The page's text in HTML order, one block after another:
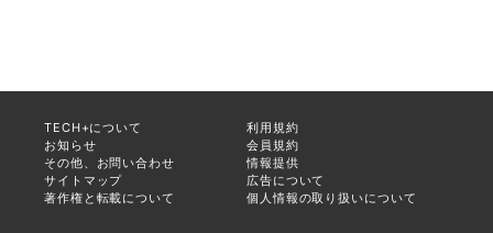
TECH+について
利用規約
お知らせ
会員規約
その他、お問い合わせ
情報提供
サイトマップ
広告について
著作権と転載について
個人情報の取り扱いについて